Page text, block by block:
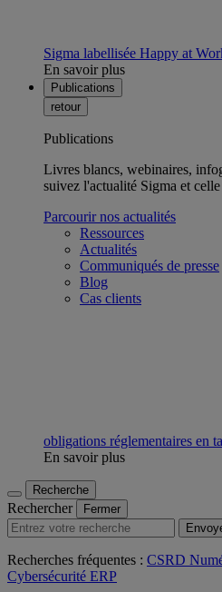
Sigma labellisée Happy at
En savoir plus
Publications
retour
Publications
Livres blancs, webinaires,
suivez l'actualité Sigma et
Parcourir nos actualités
Ressources
Actualités
Communiqués de presse
Blog
Cas clients
obligations réglementaires en
En savoir plus
Recherche
Rechercher
Fermer
Recherches fréquentes : CSRD
Cybersécurité ERP